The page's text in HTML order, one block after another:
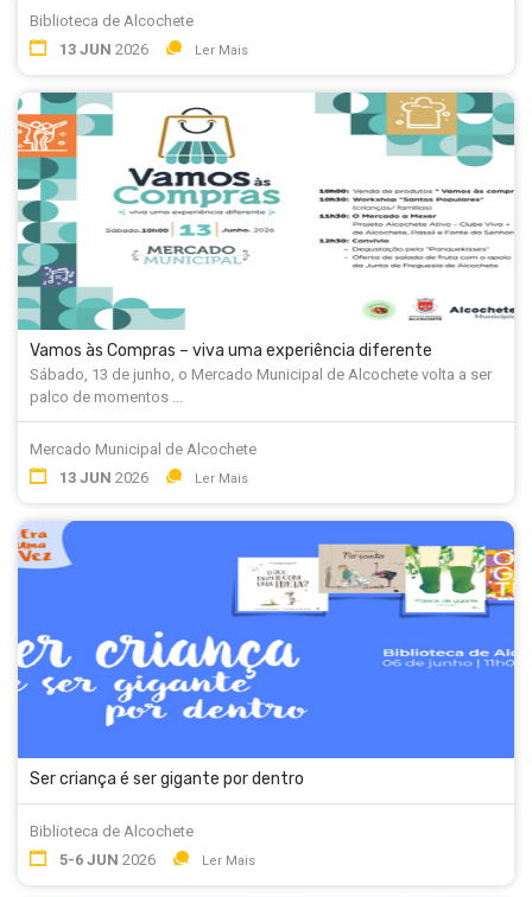
Biblioteca de Alcochete
13 JUN 2026 Ler Mais
Vamos às Compras – viva uma experiência diferente
Sábado, 13 de junho, o Mercado Municipal de Alcochete volta a ser
palco de momentos ...
Mercado Municipal de Alcochete
13 JUN 2026 Ler Mais
Ser criança é ser gigante por dentro
Biblioteca de Alcochete
5-6 JUN 2026 Ler Mais